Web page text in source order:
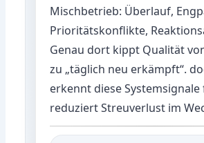
Mischbetrieb: Überlauf,
Prioritätskonflikte,
Genau dort kippt Qualität
zu „täglich neu erkämpft“.
erkennt diese
reduziert Streuverlust im